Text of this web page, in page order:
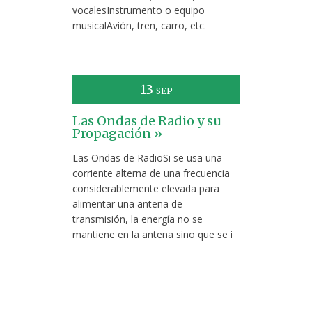
vocalesInstrumento o equipo
musicalAvión, tren, carro, etc.
13 SEP
Las Ondas de Radio y su
Propagación »
Las Ondas de RadioSi se usa una
corriente alterna de una frecuencia
considerablemente elevada para
alimentar una antena de
transmisión, la energía no se
mantiene en la antena sino que se i